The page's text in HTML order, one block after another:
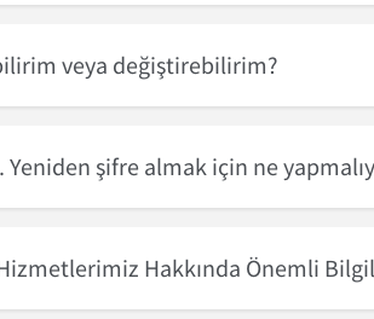
veya değiştirebilirim?
şifre almak için ne
Hakkında Önemli